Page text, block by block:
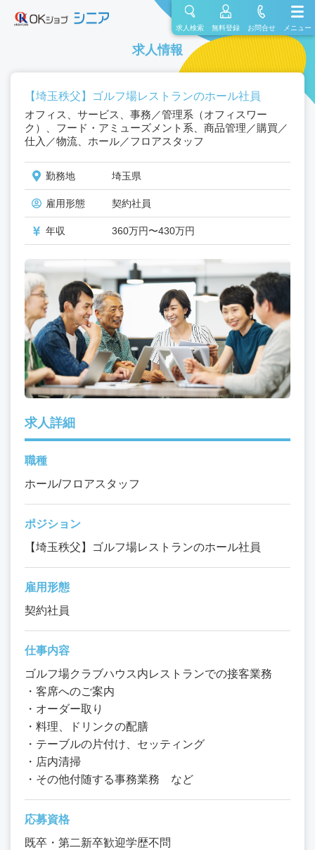
求人検索 無料登録 お問合せ メニュー
求人情報
【埼玉秩父】ゴルフ場レストランのホール社員
オフィス、サービス、事務／管理系（オフィスワー
ク）、フード・アミューズメント系、商品管理／購買／
仕入／物流、ホール／フロアスタッフ
勤務地 埼玉県
雇用形態 契約社員
年収 360万円〜430万円
求人詳細
職種
ホール/フロアスタッフ
ポジション
【埼玉秩父】ゴルフ場レストランのホール社員
雇用形態
契約社員
仕事内容
ゴルフ場クラブハウス内レストランでの接客業務
・客席へのご案内
・オーダー取り
・料理、ドリンクの配膳
・テーブルの片付け、セッティング
・店内清掃
・その他付随する事務業務 など
応募資格
既卒・第二新卒歓迎学歴不問